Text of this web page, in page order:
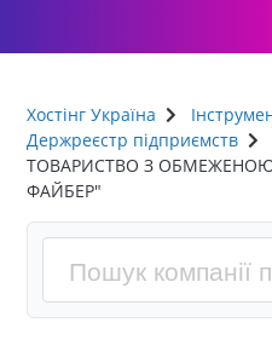
Хостінг Україна
Держреєстр підприємств
ТОВАРИСТВО З ОБМЕЖЕНОЮ
ФАЙБЕР"